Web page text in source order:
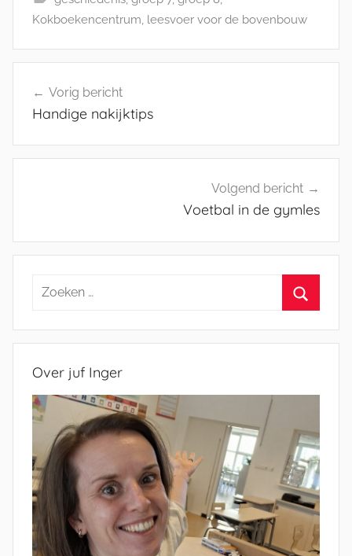
Kokboekencentrum, leesvoer voor de bovenbouw
navigatie
Vorig bericht
Handige nakijktips
Volgend bericht
Voetbal in de gymles
Zoeken
Over juf Inger